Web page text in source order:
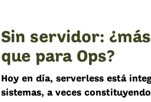
Sin servidor:
que para Ops?
Hoy en día, serverless está
sistemas, a veces